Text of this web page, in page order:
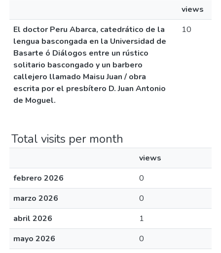
views
El doctor Peru Abarca, catedrático de la
lengua bascongada en la Universidad de
Basarte ó Diálogos entre un rústico
solitario bascongado y un barbero
callejero llamado Maisu Juan / obra
escrita por el presbítero D. Juan Antonio
de Moguel.
10
Total visits per month
views
febrero 2026
0
marzo 2026
0
abril 2026
1
mayo 2026
0